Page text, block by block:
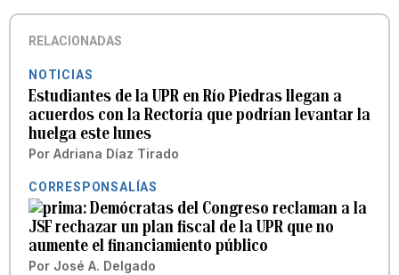
RELACIONADAS
NOTICIAS
Estudiantes de la UPR en Río Piedras llegan a
acuerdos con la Rectoría que podrían levantar la
huelga este lunes
Por Adriana Díaz Tirado
CORRESPONSALÍAS
Demócratas del Congreso reclaman a la
JSF rechazar un plan fiscal de la UPR que no
aumente el financiamiento público
Por José A. Delgado